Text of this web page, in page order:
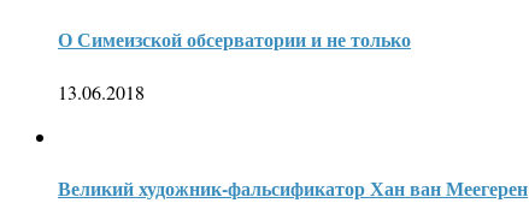
О Симеизской обсерватории и не только
13.06.2018
Великий художник-фальсификатор Хан ван Меегерен